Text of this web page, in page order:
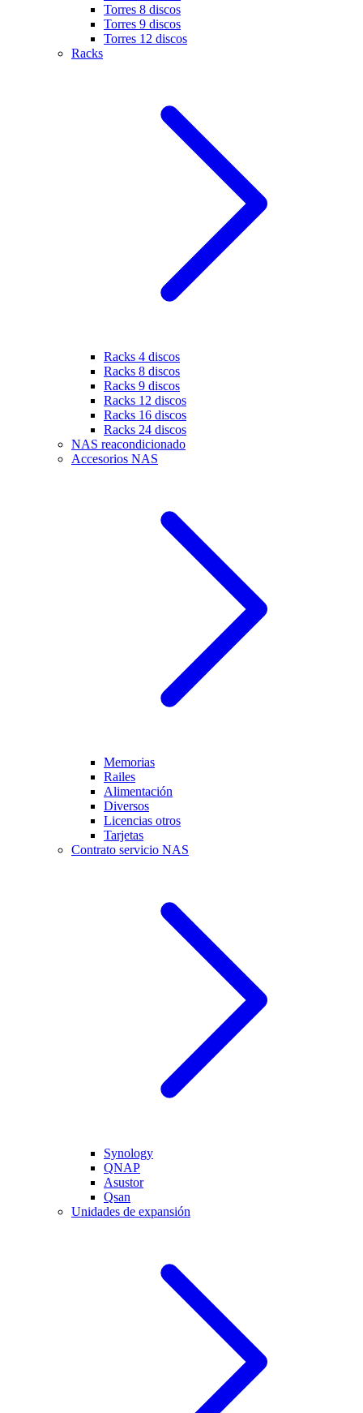
Torres 8 discos
Torres 9 discos
Torres 12 discos
Racks
Racks 4 discos
Racks 8 discos
Racks 9 discos
Racks 12 discos
Racks 16 discos
Racks 24 discos
NAS reacondicionado
Accesorios NAS
Memorias
Railes
Alimentación
Diversos
Licencias otros
Tarjetas
Contrato servicio NAS
Synology
QNAP
Asustor
Qsan
Unidades de expansión